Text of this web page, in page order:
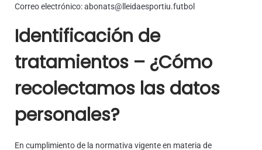
Correo electrónico: abonats@lleidaesportiu.futbol
Identificación de
tratamientos – ¿Cómo
recolectamos las datos
personales?
En cumplimiento de la normativa vigente en materia de